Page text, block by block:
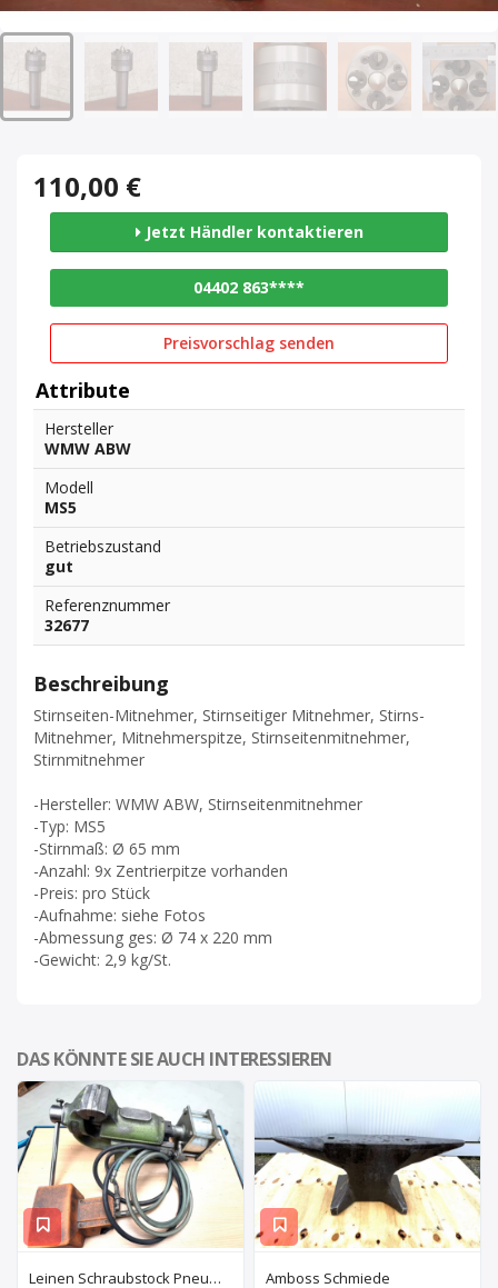
110,00 €
Jetzt Händler kontaktieren
04402 863****
Preisvorschlag senden
Attribute
Hersteller
WMW ABW
Modell
MS5
Betriebszustand
gut
Referenznummer
32677
Beschreibung
Stirnseiten-Mitnehmer, Stirnseitiger Mitnehmer, Stirns-
Mitnehmer, Mitnehmerspitze, Stirnseitenmitnehmer,
Stirnmitnehmer
-Hersteller: WMW ABW, Stirnseitenmitnehmer
-Typ: MS5
-Stirnmaß: Ø 65 mm
-Anzahl: 9x Zentrierpitze vorhanden
-Preis: pro Stück
-Aufnahme: siehe Fotos
-Abmessung ges: Ø 74 x 220 mm
-Gewicht: 2,9 kg/St.
DAS KÖNNTE SIE AUCH INTERESSIEREN
Leinen Schraubstock Pneumatisch Amboss Schmiede